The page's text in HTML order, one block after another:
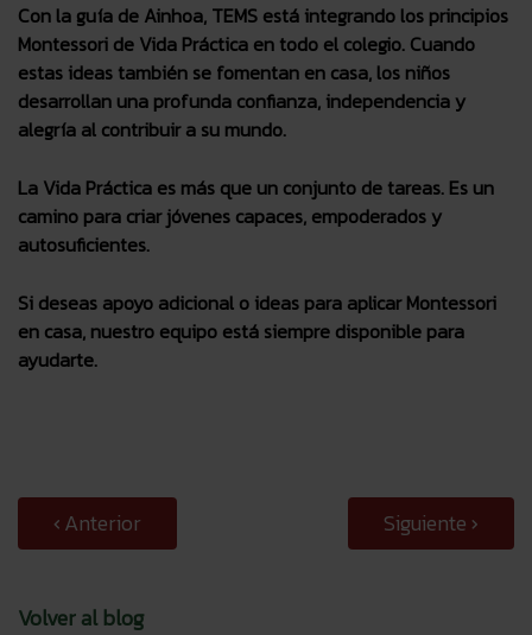
Con la guía de Ainhoa, TEMS está integrando los principios
Montessori de Vida Práctica en todo el colegio. Cuando
estas ideas también se fomentan en casa, los niños
desarrollan una profunda confianza, independencia y
alegría al contribuir a su mundo.
La Vida Práctica es más que un conjunto de tareas. Es un
camino para criar jóvenes capaces, empoderados y
autosuficientes.
Si deseas apoyo adicional o ideas para aplicar Montessori
en casa, nuestro equipo está siempre disponible para
ayudarte.
Anterior Siguiente
Volver al blog